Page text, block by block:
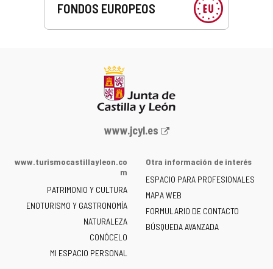
FONDOS EUROPEOS
Portal
la
de
Castilla
y
León
-
www.jcyl.es
www.turismocastillayleon.co
m
PATRIMONIO Y CULTURA
ENOTURISMO Y GASTRONOMÍA
NATURALEZA
CONÓCELO
MI ESPACIO PERSONAL
Otra información de interés
ESPACIO PARA PROFESIONALES
MAPA WEB
FORMULARIO DE CONTACTO
BÚSQUEDA AVANZADA